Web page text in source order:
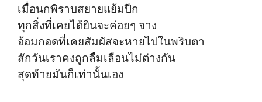
เมื่อนกพิราบสยายแย้มปีก
ทุกสิ่งที่เคยได้ยินจะค่อยๆ จาง
อ้อมกอดที่เคยสัมผัสจะหายไปในพริบตา
สักวันเราคงถูกลืมเลือนไม่ต่างกัน
สุดท้ายมันก็เท่านั้นเอง